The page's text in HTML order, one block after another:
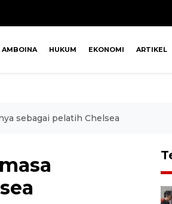
AMBOINA HUKUM EKONOMI ARTIKEL
sebagai pelatih Chelsea